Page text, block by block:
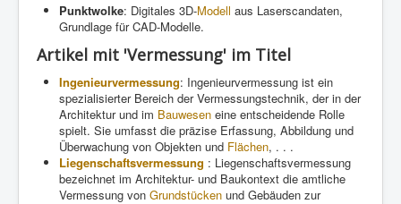
Punktwolke: Digitales 3D-Modell aus Laserscandaten,
Grundlage für CAD-Modelle.
Artikel mit 'Vermessung' im Titel
Ingenieurvermessung: Ingenieurvermessung ist ein
spezialisierter Bereich der Vermessungstechnik, der in der
Architektur und im Bauwesen eine entscheidende Rolle
spielt. Sie umfasst die präzise Erfassung, Abbildung und
Überwachung von Objekten und Flächen, . . .
Liegenschaftsvermessung : Liegenschaftsvermessung
bezeichnet im Architektur- und Baukontext die amtliche
Vermessung von Grundstücken und Gebäuden zur